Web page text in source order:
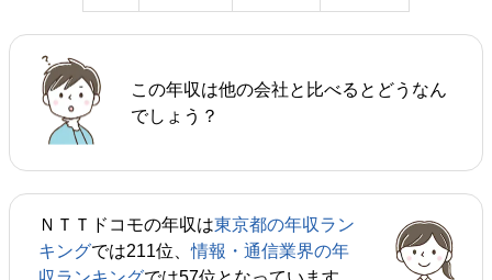
この年収は他の会社と比べるとどうなん
でしょう？
ＮＴＴドコモの年収は東京都の年収ラン
キングでは211位、情報・通信業界の年